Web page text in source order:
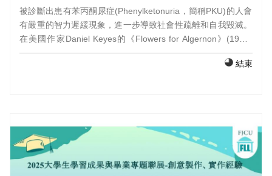
被診斷出患有苯丙酮尿症(Phenylketonuria，簡稱PKU)的人會
有嚴重的智力遲緩現象，進一步導致社會性疏離和自我毀滅。
在美國作家Daniel Keyes的《Flowers for Algernon》(1958)
神經系統，以提高其智力。實驗後，主角Charlie Gordon-歷史
結束